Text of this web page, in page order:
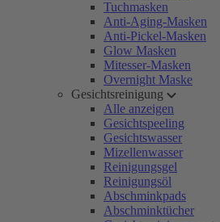
Tuchmasken
Anti-Aging-Masken
Anti-Pickel-Masken
Glow Masken
Mitesser-Masken
Overnight Maske
Gesichtsreinigung
Alle anzeigen
Gesichtspeeling
Gesichtswasser
Mizellenwasser
Reinigungsgel
Reinigungsöl
Abschminkpads
Abschminktücher